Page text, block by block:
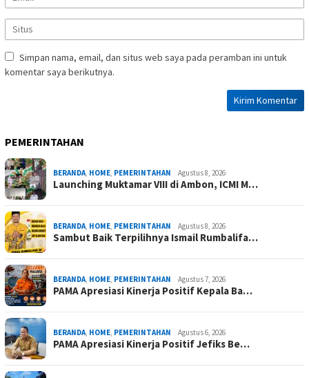
Simpan nama, email, dan situs web saya pada peramban ini untuk
komentar saya berikutnya.
PEMERINTAHAN
BERANDA, HOME, PEMERINTAHAN Agustus 8, 2026
Launching Muktamar VIII di Ambon, ICMI M…
BERANDA, HOME, PEMERINTAHAN Agustus 8, 2026
Sambut Baik Terpilihnya Ismail Rumbalifa…
BERANDA, HOME, PEMERINTAHAN Agustus 7, 2026
PAMA Apresiasi Kinerja Positif Kepala Ba…
BERANDA, HOME, PEMERINTAHAN Agustus 6, 2026
PAMA Apresiasi Kinerja Positif Jefiks Be…